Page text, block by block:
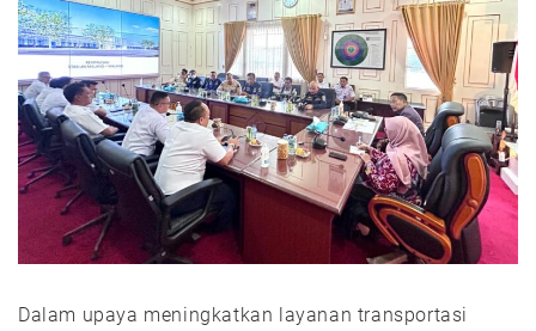
Dalam upaya meningkatkan layanan transportasi